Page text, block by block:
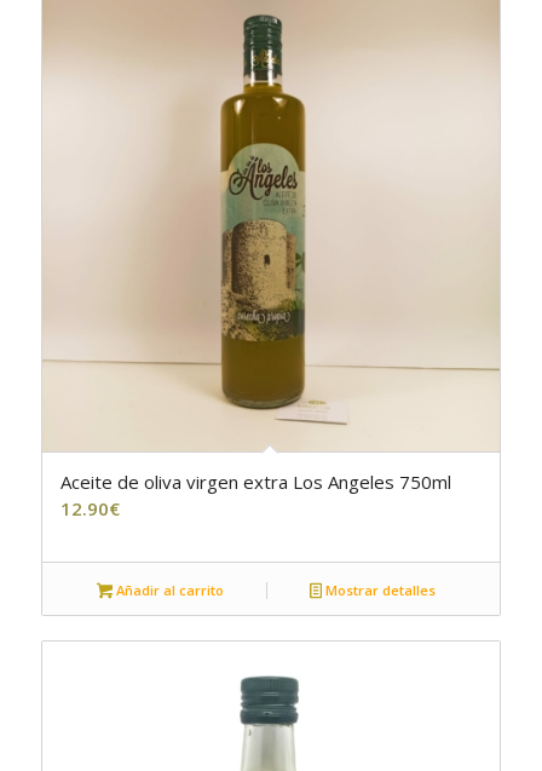
5.00
Aceite de oliva virgen extra Los Angeles 750ml
12.90€
Añadir al carrito Mostrar detalles